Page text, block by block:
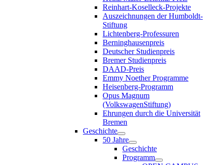
Reinhart-Koselleck-Projekte
Auszeichnungen der Humboldt-
Stiftung
Lichtenberg-Professuren
Berninghausenpreis
Deutscher Studienpreis
Bremer Studienpreis
DAAD-Preis
Emmy Noether Programme
Heisenberg-Programm
Opus Magnum
(VolkswagenStiftung)
Ehrungen durch die Universität
Bremen
Geschichte
50 Jahre
Geschichte
Programm